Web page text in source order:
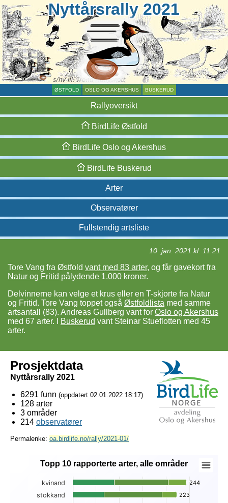
Nyttårsrally 2021
ØSTFOLD OSLO OG AKERSHUS BUSKERUD
Rallyoversikt
BirdLifeØstfold
BirdLife Oslo og Akershus
BirdLifeBuskerud
Arter
Observatører
Fullstendig artsliste
10. jan. 2021 kl. 11:21
Tore Vang fra Østfold vant med 83 arter, og får gavekort fra
Natur og Fritid pålydende 1.000 kroner.
Delvinnerne kan velge et krus eller en T-skjorte fra Natur
og Fritid. Tore Vang toppet også Østfoldlista med samme
artsantall (83). Andreas Gullberg vant for Oslo og Akershus
med 67 arter. I
Buskerud vant Steinar Stueflotten med 45
arter.
Prosjektdata
Nyttårsrally 2021
6291 funn (oppdatert 02.01.2022 18:17)
128 arter
3 områder
214 observatører
Permalenke: oa.birdlife.no/rally/2021-01/
Topp 10 rapporterte arter, alle områder
Bar chart with 3 data series.
View as data table, Topp 10 rapporterte arter, alle områder
Topp 10 rapporterte arter, alle områder
244
244
223
223
kvinand
stokkand